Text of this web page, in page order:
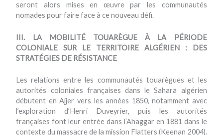
seront alors mises en œuvre par les communautés
nomades pour faire face à ce nouveau défi.
III. LA MOBILITÉ TOUARÈGUE À LA PÉRIODE
COLONIALE SUR LE TERRITOIRE ALGÉRIEN : DES
STRATÉGIES DE RÉSISTANCE
Les relations entre les communautés touarègues et les
autorités coloniales françaises dans le Sahara algérien
débutent en Ajjer vers les années 1850, notamment avec
l’exploration d’Henri Duveyrier, puis les autorités
françaises font leur entrée dans l’Ahaggar en 1881 dans le
contexte du massacre de la mission Flatters (Keenan 2004).